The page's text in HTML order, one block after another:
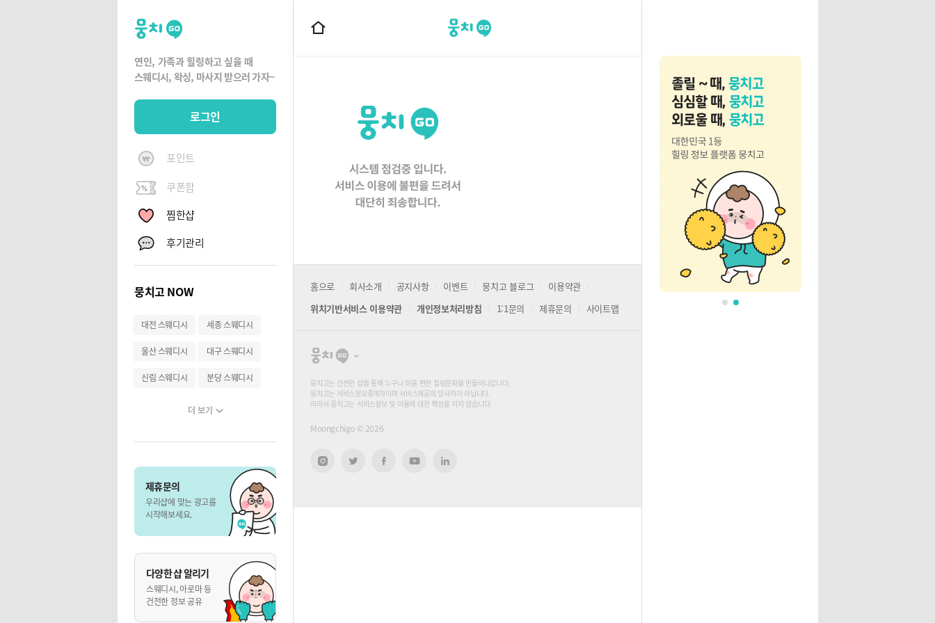
뭉
치
고
연인, 가족과 힐링하고 싶을 때
스웨디시, 왁싱, 마사지 받으러 가자~
로그인
포인트
쿠폰함
찜한샵
후기관리
뭉치고 NOW
대전 스웨디시 세종 스웨디시
울산 스웨디시 대구 스웨디시
신림 스웨디시 분당 스웨디시
더 보기
제휴문의
우리샵에 맞는 광고를
시작해보세요.
다양한 샵 알리기
스웨디시, 아로마 등
건전한 정보 공유
뭉치고
홈
홈으로 회사소개 공지사항 이벤트 뭉치고 블로그
이용약관
위치기반서비스 이용약관
개인정보처리방침 1:1문의 제휴문의 사이트맵
뭉
고
뭉치고는 건전한 샵을 통해 누구나 마음 편한 힐링문화를 만들어나갑니다.
뭉치고는 서비스정보중개자이며 서비스제공의 당사자가 아닙니다.
따라서 뭉치고는 서비스정보 및 이용에 대한 책임을 지지 않습니다.
Moongchigo © 2026